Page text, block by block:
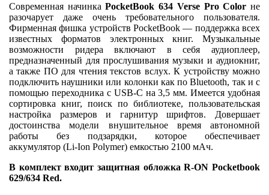
Современная начинкаPocketBook 634 Verse Pro Colorне
разочарует даже очень требовательного пользователя.
Фирменная фишка устройств PocketBook — поддержка всех
известных форматов электронных книг. Музыкальные
возможности ридера включают в себя аудиоплеер,
предназначенный для прослушивания музыки и аудиокниг,
а также ПО для чтения текстов вслух. К устройству можно
подключить наушники или колонки как по Bluetooth, так и с
помощью переходника с USB-C на 3,5 мм. Имеется удобная
сортировка книг, поиск по библиотеке, пользовательская
настройка размеров и гарнитур шрифтов. Довершает
достоинства модели внушительное время автономной
работы без подзарядки, которое обеспечивает
аккумулятор (Li-Ion Polymer) емкостью 2100 мАч.
В комплект входит защитная обложка R-ON Pocketbook
629/634 Red.